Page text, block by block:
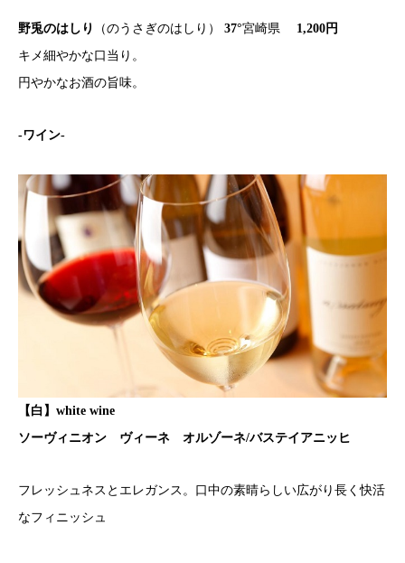
野兎のはしり （のうさぎのはしり） 37°宮崎県
1,200円
キメ細やかな口当り。
円やかなお酒の旨味。
-ワイン-
【白】white wine
ソーヴィニオン ヴィーネ オルゾーネ/バステイアニッヒ
フレッシュネスとエレガンス。口中の素晴らしい広がり長く快活
なフィニッシュ